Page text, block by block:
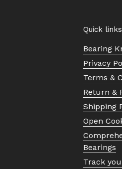
Quick links
Bearing
Privacy
Terms &
Return &
Shipping
Open
Bearings
Track